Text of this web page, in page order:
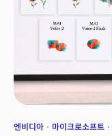
엔비디아 마이크로소프트